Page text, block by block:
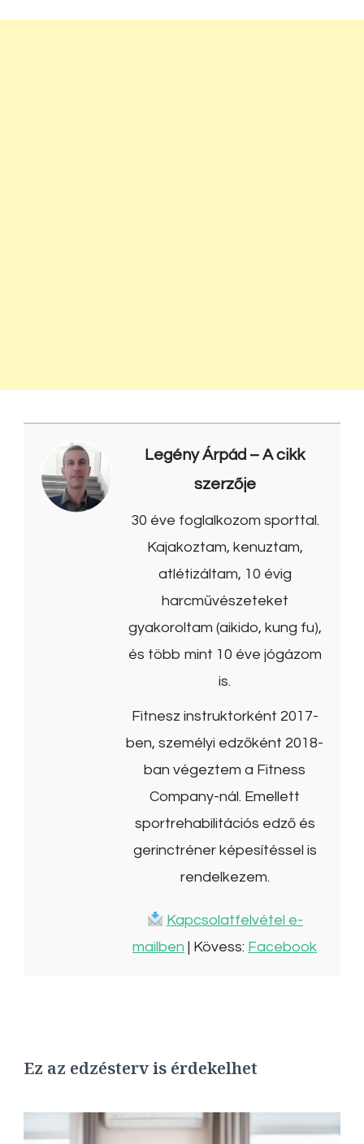
Legény Árpád – A cikk
szerzője
30 éve foglalkozom sporttal.
Kajakoztam, kenuztam,
atlétizáltam, 10 évig
harcművészeteket
gyakoroltam (aikido, kung fu),
és több mint 10 éve jógázom
is.
Fitnesz instruktorként 2017-
ben, személyi edzőként 2018-
ban végeztem a Fitness
Company-nál. Emellett
sportrehabilitációs edző és
gerinctréner képesítéssel is
rendelkezem.
Kapcsolatfelvétel e-
mailben | Kövess: Facebook
Ez az edzésterv is érdekelhet